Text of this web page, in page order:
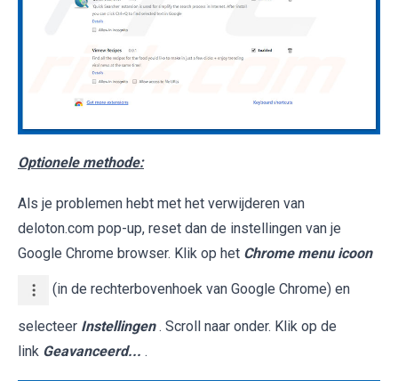
Optionele methode:
Als je problemen hebt met het verwijderen van
deloton.com pop-up, reset dan de instellingen van je
Google Chrome browser. Klik op het Chrome menu icoon
(in de rechterbovenhoek van Google Chrome) en
selecteer Instellingen . Scroll naar onder. Klik op de
link Geavanceerd... .